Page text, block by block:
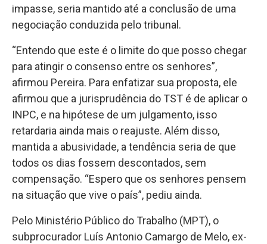
impasse, seria mantido até a conclusão de uma
negociação conduzida pelo tribunal.
“Entendo que este é o limite do que posso chegar
para atingir o consenso entre os senhores”,
afirmou Pereira. Para enfatizar sua proposta, ele
afirmou que a jurisprudência do TST é de aplicar o
INPC, e na hipótese de um julgamento, isso
retardaria ainda mais o reajuste. Além disso,
mantida a abusividade, a tendência seria de que
todos os dias fossem descontados, sem
compensação. “Espero que os senhores pensem
na situação que vive o país”, pediu ainda.
Pelo Ministério Público do Trabalho (MPT), o
subprocurador Luís Antonio Camargo de Melo, ex-